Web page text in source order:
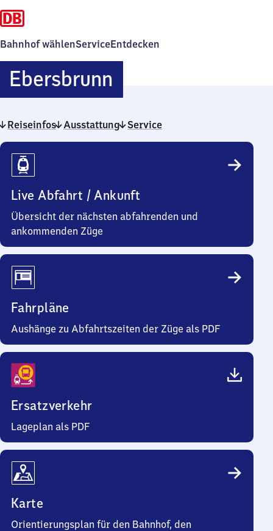
Bahnhof wählenServiceEntdecken
EbersbrunnEbersbrunn
Reiseinfos Ausstattung Service
Reiseinfos
Live Abfahrt / Ankunft
Übersicht der nächsten abfahrenden und
ankommenden Züge
Fahrpläne
Aushänge zu Abfahrtszeiten der Züge als PDF
Ersatzverkehr
Lageplan als PDF
Karte
Orientierungsplan für den Bahnhof, den